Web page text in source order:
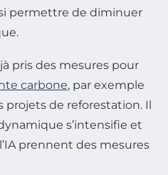
permettre de diminuer
pris des mesures pour
carbone, par exemple
projets de reforestation. Il
s’intensifie et
prennent des mesures